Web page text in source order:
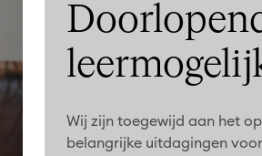
Wij zijn toegewijd aan het
belangrijke uitdagingen